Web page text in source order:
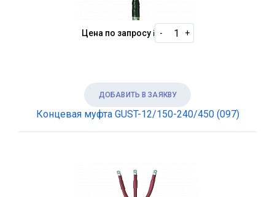
Цена по запросу i - +
ДОБАВИТЬ В ЗАЯКВУ
Концевая муфта GUST-12/150-240/450 (097)